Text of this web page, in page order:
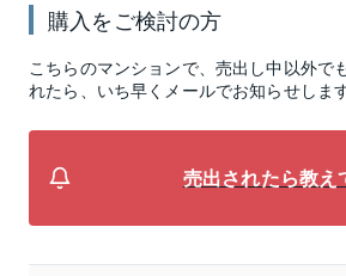
購入をご検討の方
こちらのマンションで、売出し中以外で
れたら、いち早くメールでお知らせします
売出されたら教え